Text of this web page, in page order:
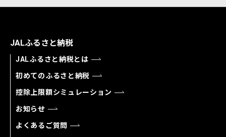
JALふるさと納税
JALふるさと納税とは
初めてのふるさと納税
控除上限額シミュレーション
お知らせ
よくあるご質問